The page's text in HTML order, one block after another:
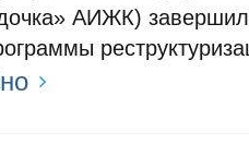
АИЖК)